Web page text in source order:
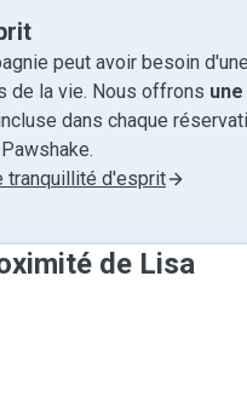
peut avoir besoin
de la vie. Nous offrons
dans chaque
tranquillité d'esprit
de Lisa